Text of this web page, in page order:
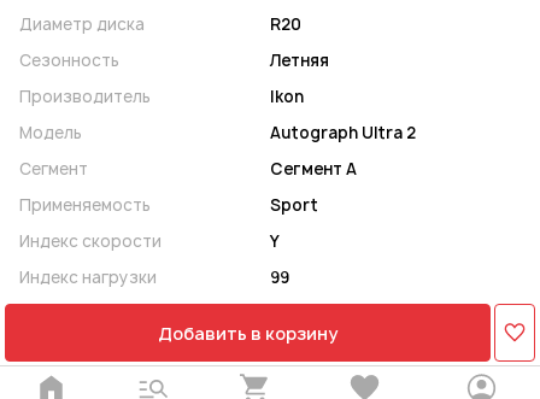
Диаметр диска
R20
Сезонность
Летняя
Производитель
Ikon
Модель
Autograph Ultra 2
Сегмент
Сегмент A
Применяемость
Sport
Индекс скорости
Y
Индекс нагрузки
99
Добавить в корзину